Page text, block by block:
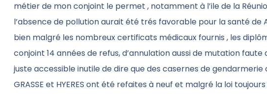
métier de mon conjoint le permet , notamment à l’ile de la
l’absence de pollution aurait été trés favorable pour la santé de
bien malgré les nombreux certificats médicaux fournis , les
conjoint 14 années de refus, d’annulation aussi de mutation
juste accessible inutile de dire que des casernes de gendarmerie
GRASSE et HYERES ont été refaites à neuf et malgré la loi